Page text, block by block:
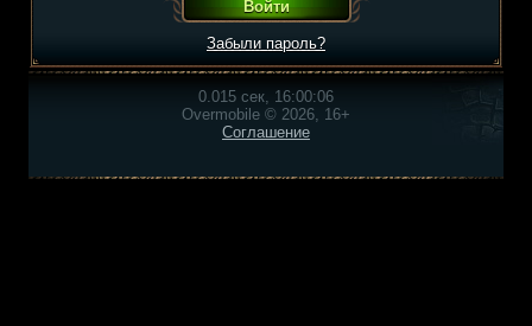
Забыли пароль?
0.015 сек, 16:00:06
Overmobile © 2026, 16+
Соглашение